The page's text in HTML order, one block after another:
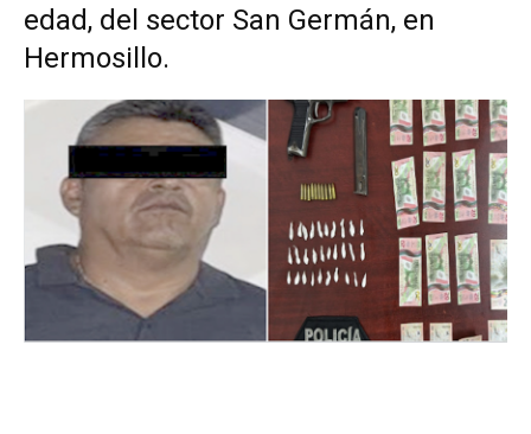
edad, del sector San Germán, en
Hermosillo.